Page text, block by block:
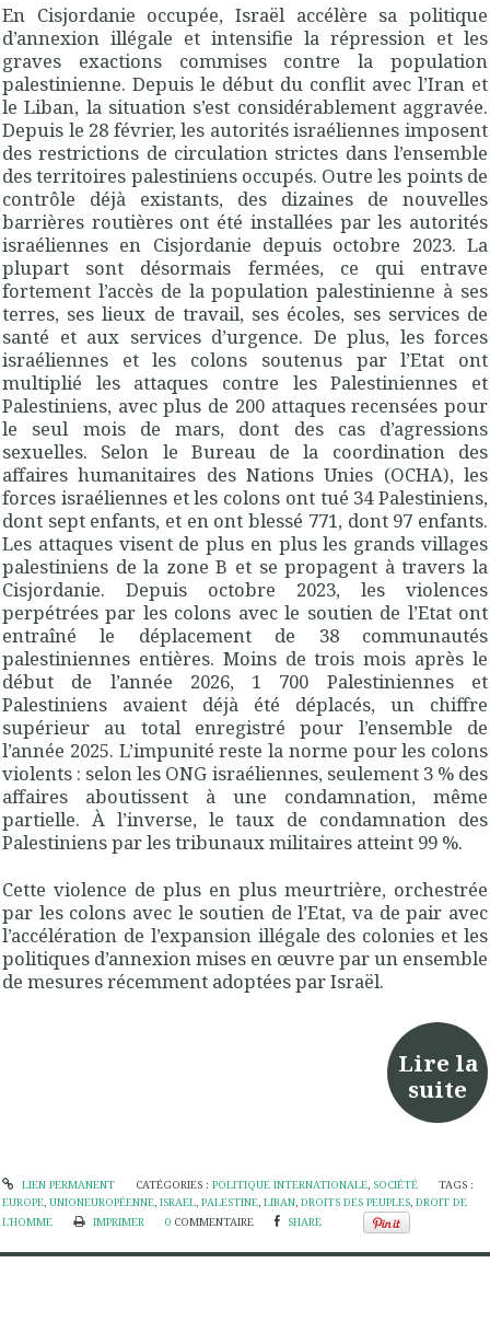
En Cisjordanie occupée, Israël accélère sa politique
d’annexion illégale et intensifie la répression et les
graves exactions commises contre la population
palestinienne. Depuis le début du conflit avec l’Iran et
le Liban, la situation s’est considérablement aggravée.
Depuis le 28 février, les autorités israéliennes imposent
des restrictions de circulation strictes dans l’ensemble
des territoires palestiniens occupés. Outre les points de
contrôle déjà existants, des dizaines de nouvelles
barrières routières ont été installées par les autorités
israéliennes en Cisjordanie depuis octobre 2023. La
plupart sont désormais fermées, ce qui entrave
fortement l’accès de la population palestinienne à ses
terres, ses lieux de travail, ses écoles, ses services de
santé et aux services d’urgence. De plus, les forces
israéliennes et les colons soutenus par l’Etat ont
multiplié les attaques contre les Palestiniennes et
Palestiniens, avec plus de 200 attaques recensées pour
le seul mois de mars, dont des cas d’agressions
sexuelles. Selon le Bureau de la coordination des
affaires humanitaires des Nations Unies (OCHA), les
forces israéliennes et les colons ont tué 34 Palestiniens,
dont sept enfants, et en ont blessé 771, dont 97 enfants.
Les attaques visent de plus en plus les grands villages
palestiniens de la zone B et se propagent à travers la
Cisjordanie. Depuis octobre 2023, les violences
perpétrées par les colons avec le soutien de l’Etat ont
entraîné le déplacement de 38 communautés
palestiniennes entières. Moins de trois mois après le
début de l’année 2026, 1 700 Palestiniennes et
Palestiniens avaient déjà été déplacés, un chiffre
supérieur au total enregistré pour l’ensemble de
l’année 2025. L’impunité reste la norme pour les colons
violents : selon les ONG israéliennes, seulement 3 % des
affaires aboutissent à une condamnation, même
partielle. À l’inverse, le taux de condamnation des
Palestiniens par les tribunaux militaires atteint 99 %.
Cette violence de plus en plus meurtrière, orchestrée
par les colons avec le soutien de l’Etat, va de pair avec
l’accélération de l’expansion illégale des colonies et les
politiques d’annexion mises en œuvre par un ensemble
de mesures récemment adoptées par Israël.
Lire la
suite
LIEN PERMANENT CATÉGORIES : POLITIQUE INTERNATIONALE, SOCIÉTÉ
TAGS :
EUROPE UNIONEUROPÉENNE ISRAEL PALESTINE LIBAN DROITS DES PEUPLES DROIT DE
L'HOMME
IMPRIMER 0 COMMENTAIRE SHARE